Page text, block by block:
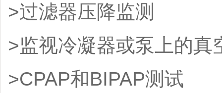
>过滤器压降监测
>监视冷凝器或泵上的真
>CPAP和BIPAP测试